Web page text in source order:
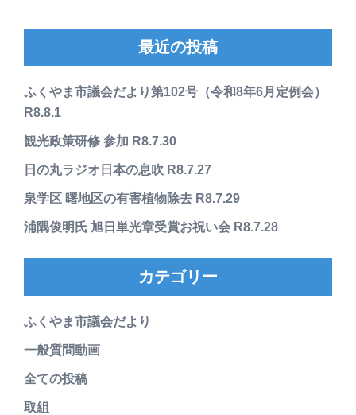
最近の投稿
ふくやま市議会だより第102号（令和8年6月定例会）
R8.8.1
観光政策研修 参加 R8.7.30
日の丸ラジオ日本の息吹 R8.7.27
泉学区 曙地区の有害植物除去 R8.7.29
浦隅俊明氏 旭日単光章受賞お祝い会 R8.7.28
カテゴリー
ふくやま市議会だより
一般質問動画
全ての投稿
取組